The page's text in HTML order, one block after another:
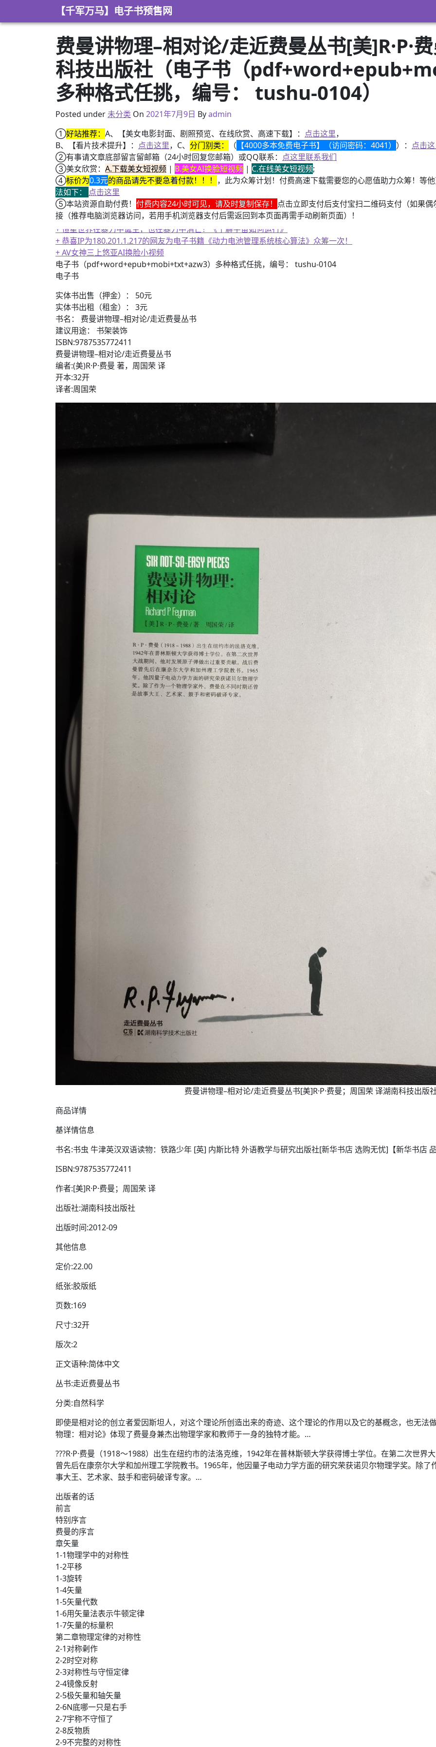
【千军万马】电子书预售网
费曼讲物理–相对论/走近费曼丛书[美]R·P·
科技出版社（电子书（
多种格式任挑，编号： tushu-0104）
Posted under未分类 On 2021年2月17日
2021年7月9日 Byadmin
①好站推荐： A、【美女电影封面、剧照预览、在线欣赏、高速下载】： 点击这里，
B、【看片技术提升】： 点击这里，C、 分门别类： （ 【4000多本免费电子书】（访问密码：4041） ）： 点击
②有事请文章底部留言留邮箱（24小时回复您邮箱）或QQ联系： 点这里联系我们
③美女欣赏： A.下载美女短视频 | B.美女AI换脸短视频 | C.在线美女短视频;
④标价为0.3元的商品请先不要急着付款！！！ ，此为众筹计划！付费高速下载需要您的心愿值助力众筹！等
法如下： 点击这里
⑤本站资源自助付费！ 付费内容24小时可见，请及时复制保存！ 点击立即支付后支付宝扫二维码支付（如果
接（推荐电脑浏览器访问，若用手机浏览器支付后需返回到本页面再需手动刷新页面）！
+ 恒星世界在暴力中诞生，也在暴力中消亡！《了解宇宙如何运行》
+ 恭喜IP为180.201.1.217的网友为电子书籍《动力电池管理系统核心算法》众筹一次！
+ AV女神三上悠亚AI换脸小视频
电子书（pdf+word+epub+mobi+txt+azw3）多种格式任挑，编号： tushu-0104
电子书
实体书出售（押金）： 50元
实体书出租（租金）： 3元
书名： 费曼讲物理–相对论/走近费曼丛书
建议用途： 书架装饰
ISBN:9787535772411
费曼讲物理–相对论/走近费曼丛书
编者:(美)R·P·费曼 著，周国荣 译
开本:32开
译者:周国荣
费曼讲物理–相对论/走近费曼丛书[美]R·P·费曼；周国荣 译湖南科技出版
商品详情
基详情信息
书名:书虫 牛津英汉双语读物：铁路少年 [英] 内斯比特 外语教学与研究出版社[新华书店 选购无忧]【新华书店
ISBN:9787535772411
作者:[美]R·P·费曼；周国荣 译
出版社:湖南科技出版社
出版时间:2012-09
其他信息
定价:22.00
纸张:胶版纸
页数:169
尺寸:32开
版次:2
正文语种:简体中文
丛书:走近费曼丛书
分类:自然科学
即使是相对论的创立者爱因斯坦人，对这个理论所创造出来的奇迹、这个理论的作用以及它的基概念，也无法
物理：相对论》体现了费曼身兼杰出物理学家和教师于一身的独特才能。…
???R·P·费曼（1918～1988）出生在纽约市的法洛克维，1942年在普林斯顿大学获得博士学位。在第二次世界
曾先后在康奈尔大学和加州理工学院教书。1965年，他因量子电动力学方面的研究荣获诺贝尔物理学奖。除
事大王、艺术家、鼓手和密码破译专家。…
出版者的话
前言
特别序言
费曼的序言
章矢量
1-1物理学中的对称性
1-2平移
1-3旋转
1-4矢量
1-5矢量代数
1-6用矢量法表示牛顿定律
1-7矢量的标量积
第二章物理定律的对称性
2-1对称劋作
2-2时空对称
2-3对称性与守恒定律
2-4镜像反射
2-5极矢量和轴矢量
2-6N底哪一只是右手
2-7宇称不守恒了
2-8反物质
2-9不完整的对称性